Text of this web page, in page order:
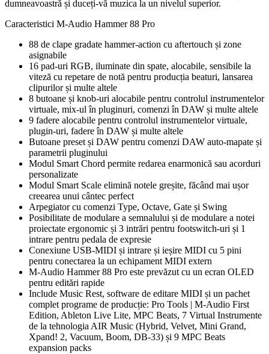
dumneavoastră și duceți-vă muzica la un nivelul superior.
Caracteristici M-Audio Hammer 88 Pro
88 de clape gradate hammer-action cu aftertouch și zone
asignabile
16 pad-uri RGB, iluminate din spate, alocabile, sensibile la
viteză cu repetare de notă pentru producția beaturi, lansarea
clipurilor și multe altele
8 butoane și knob-uri alocabile pentru controlul instrumentelor
virtuale, mix-ul în pluginuri, comenzi în DAW și multe altele
9 fadere alocabile pentru controlul instrumentelor virtuale,
plugin-uri, fadere în DAW și multe altele
Butoane preset și DAW pentru comenzi DAW auto-mapate și
parametrii pluginului
Modul Smart Chord permite redarea enarmonică sau acorduri
personalizate
Modul Smart Scale elimină notele greșite, făcând mai ușor
creearea unui cântec perfect
Arpegiator cu comenzi Type, Octave, Gate și Swing
Posibilitate de modulare a semnalului și de modulare a notei
proiectate ergonomic și 3 intrări pentru footswitch-uri și 1
intrare pentru pedala de expresie
Conexiune USB-MIDI și intrare și ieșire MIDI cu 5 pini
pentru conectarea la un echipament MIDI extern
M-Audio Hammer 88 Pro este prevăzut cu un ecran OLED
pentru editări rapide
Include Music Rest, software de editare MIDI și un pachet
complet programe de producție: Pro Tools | M-Audio First
Edition, Ableton Live Lite, MPC Beats, 7 Virtual Instrumente
de la tehnologia AIR Music (Hybrid, Velvet, Mini Grand,
Xpand! 2, Vacuum, Boom, DB-33) și 9 MPC Beats
expansion packs